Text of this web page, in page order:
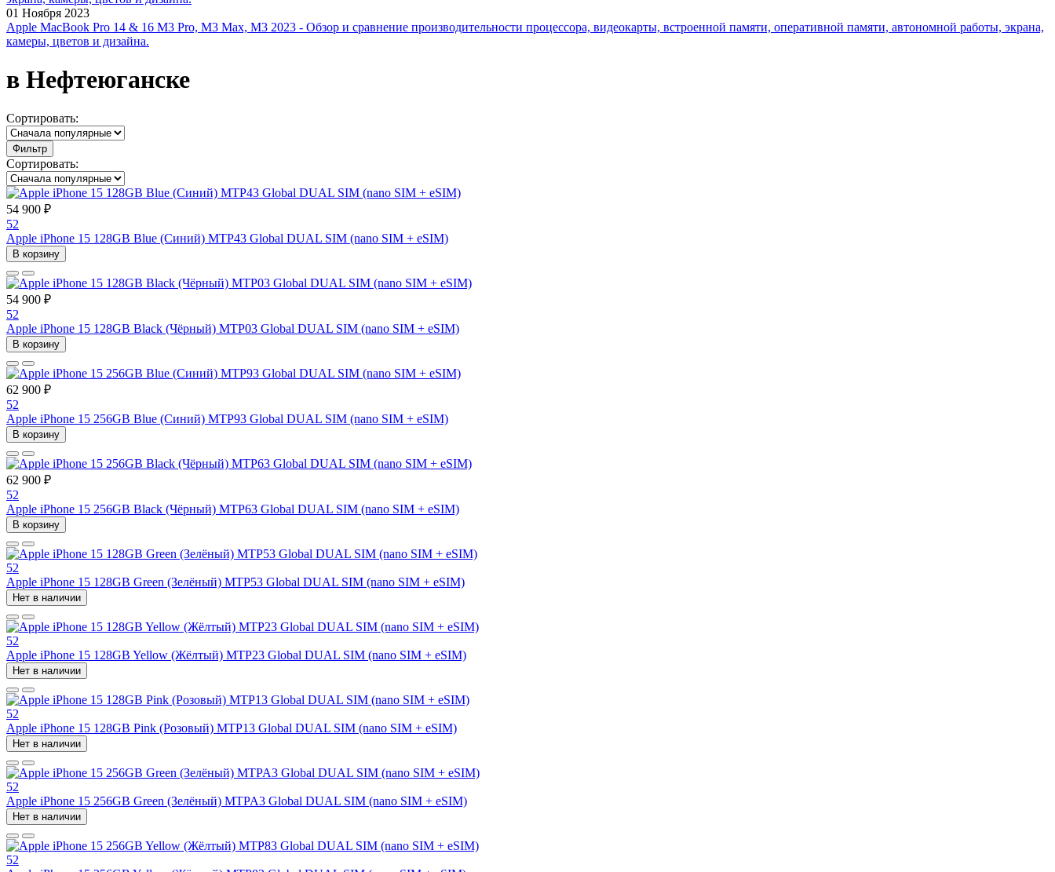
01 Ноября 2023
Apple MacBook Pro 14 & 16 M3 Pro, M3 Max, M3 2023 - Обзор и сравнение производительности процессора, видеокарты, встроенной памяти, оперативной памяти, автономной работы, экрана,
камеры, цветов и дизайна.
в Нефтеюганске
Сортировать:
Фильтр
Сортировать:
54 900 ₽
52
Apple iPhone 15 128GB Blue (Синий) MTP43 Global DUAL SIM (nano SIM + eSIM)
В корзину
54 900 ₽
52
Apple iPhone 15 128GB Black (Чёрный) MTP03 Global DUAL SIM (nano SIM + eSIM)
В корзину
62 900 ₽
52
Apple iPhone 15 256GB Blue (Синий) MTP93 Global DUAL SIM (nano SIM + eSIM)
В корзину
62 900 ₽
52
Apple iPhone 15 256GB Black (Чёрный) MTP63 Global DUAL SIM (nano SIM + eSIM)
В корзину
52
Apple iPhone 15 128GB Green (Зелёный) MTP53 Global DUAL SIM (nano SIM + eSIM)
Нет в наличии
52
Apple iPhone 15 128GB Yellow (Жёлтый) MTP23 Global DUAL SIM (nano SIM + eSIM)
Нет в наличии
52
Apple iPhone 15 128GB Pink (Розовый) MTP13 Global DUAL SIM (nano SIM + eSIM)
Нет в наличии
52
Apple iPhone 15 256GB Green (Зелёный) MTPA3 Global DUAL SIM (nano SIM + eSIM)
Нет в наличии
52